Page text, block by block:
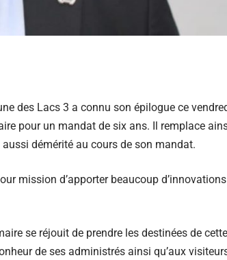
des Lacs 3 a connu son épilogue ce
pour un mandat de six ans. Il remplace
démérité au cours de son mandat.
mission d’apporter beaucoup d’innovations
se réjouit de prendre les destinées de cette
de ses administrés ainsi qu’aux